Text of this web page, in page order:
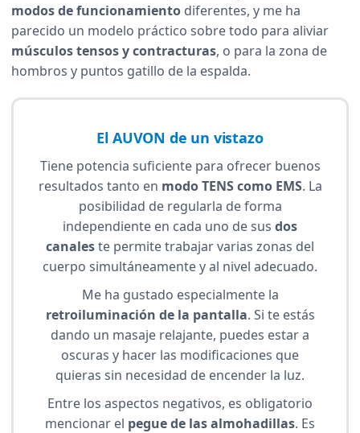
modos de funcionamiento diferentes, y me ha
parecido un modelo práctico sobre todo para aliviar
músculos tensos y contracturas, o para la zona de
hombros y puntos gatillo de la espalda.
El AUVON de un vistazo
Tiene potencia suficiente para ofrecer buenos
resultados tanto en modo TENS como EMS. La
posibilidad de regularla de forma
independiente en cada uno de sus dos
canaleste permite trabajar varias zonas del
cuerpo simultáneamente y al nivel adecuado.
Me ha gustado especialmente la
retroiluminación de la pantalla. Si te estás
dando un masaje relajante, puedes estar a
oscuras y hacer las modificaciones que
quieras sin necesidad de encender la luz.
Entre los aspectos negativos, es obligatorio
mencionar el pegue de las almohadillas. Es